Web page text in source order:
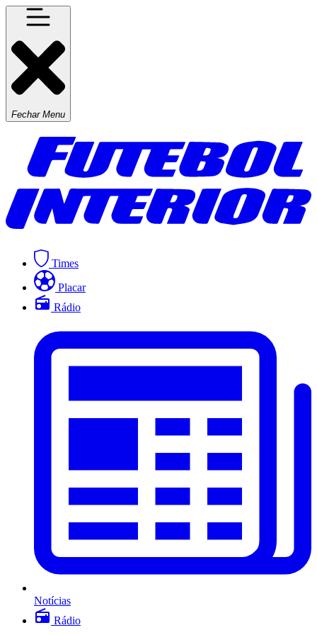
Fechar Menu
Times
Placar
Rádio
Notícias
Rádio